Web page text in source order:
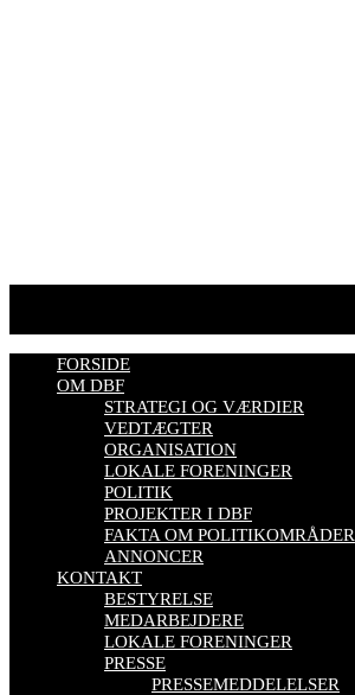
FORSIDE
OM DBF
STRATEGI OG VÆRDIER
VEDTÆGTER
ORGANISATION
LOKALE FORENINGER
POLITIK
PROJEKTER I DBF
FAKTA OM POLITIKOMRÅDER
ANNONCER
KONTAKT
BESTYRELSE
MEDARBEJDERE
LOKALE FORENINGER
PRESSE
PRESSEMEDDELELSER